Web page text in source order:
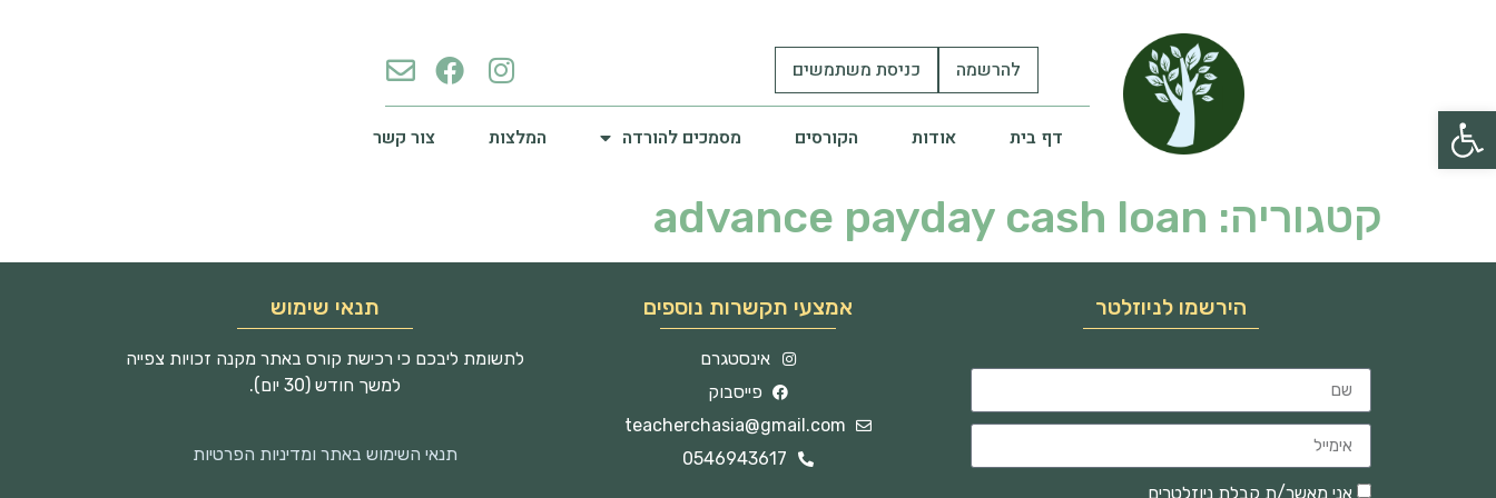
פתח סרגל נגישות
להרשמה כניסת משתמשים
דף בית אודות הקורסים מסמכים להורדה המלצות צור קשר
קטגוריה: advance payday cash loan
הירשמו לניוזלטר
אני מאשר/ת קבלת ניוזלטרים
אמצעי תקשרות נוספים
אינסטגרם
פייסבוק
teacherchasia@gmail.com
0546943617
תנאי שימוש
לתשומת ליבכם כי רכישת קורס באתר מקנה זכויות צפייה
למשך חודש (30 יום).
תנאי השימוש באתר ומדיניות הפרטיות